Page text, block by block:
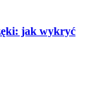
jak wykryć